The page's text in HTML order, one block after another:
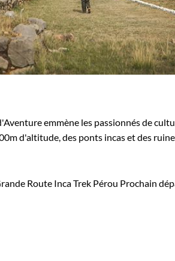
emmène les passionnés de
d'altitude, des ponts incas et des
Route IncaTrek Pérou Prochain